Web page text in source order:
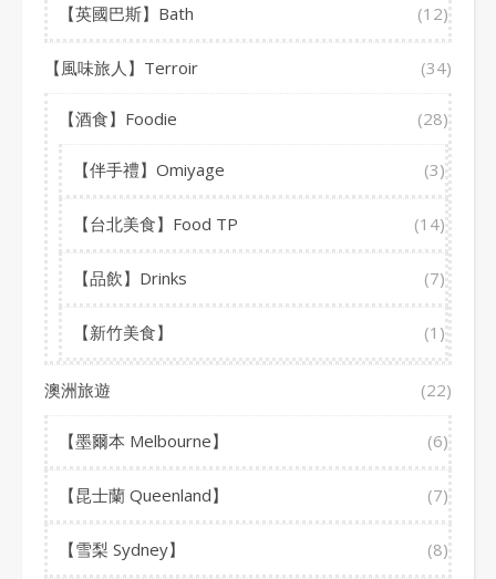
【英國巴斯】Bath (12)
【風味旅人】Terroir (34)
【酒食】Foodie (28)
【伴手禮】Omiyage (3)
【台北美食】Food TP (14)
【品飲】Drinks (7)
【新竹美食】 (1)
澳洲旅遊 (22)
【墨爾本 Melbourne】 (6)
【昆士蘭 Queenland】 (7)
【雪梨 Sydney】 (8)